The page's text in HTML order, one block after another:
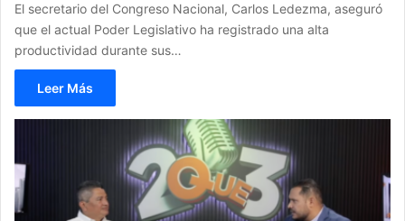
El secretario del Congreso Nacional, Carlos Ledezma, aseguró
que el actual Poder Legislativo ha registrado una alta
productividad durante sus…
Leer Más